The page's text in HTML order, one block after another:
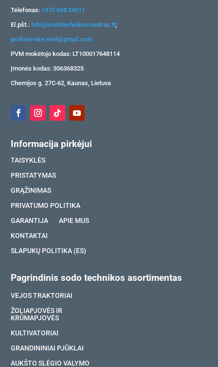
Telefonas:+370 608 24911
El.pšt.: info@sodotechnikoscentras.lt;
profiservise.rent@gmail.com
PVM mokėtojo kodas: LT100017648114
Įmonės kodas: 306368325
Chemijos g. 27C-62, Kaunas, Lietuva
Informacija pirkėjui
TAISYKLĖS
PRISTATYMAS
GRĄŽINIMAS
PRIVATUMO POLITIKA
GARANTIJA
APIE MUS
KONTAKTAI
SLAPUKŲ POLITIKA (ES)
Pagrindinis sodo technikos asortimentas
VEJOS TRAKTORIAI
ŽOLIAPJOVĖS IR
KRŪMAPJOVĖS
KULTIVATORIAI
GRANDININIAI PJŪKLAI
AUKŠTO SLĖGIO VALYMO